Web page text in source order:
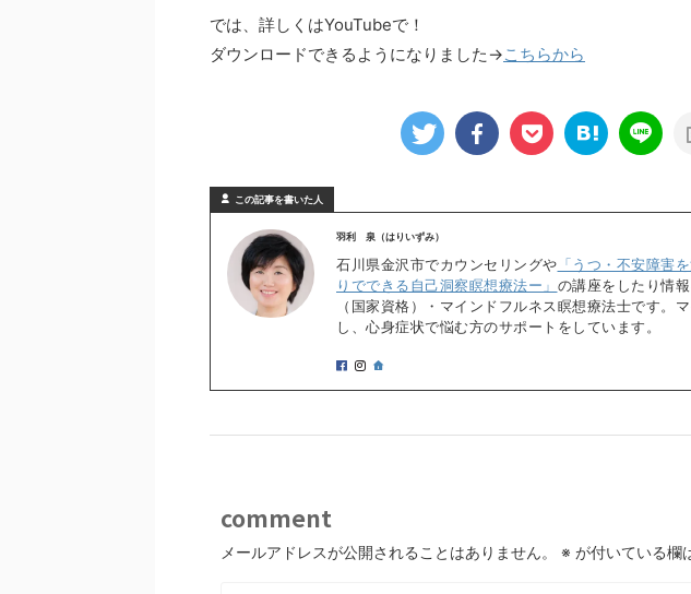
では、詳しくはYouTubeで！
ダウンロードできるようになりました→こちらから
この記事を書いた人
羽利 泉（はりいずみ）
石川県金沢市でカウンセリングや 「うつ・不安障害
りでできる自己洞察瞑想療法ー」 の講座をしたり情
（国家資格）・マインドフルネス瞑想療法士です。
し、心身症状で悩む方のサポートをしています。
comment
メールアドレスが公開されることはありません。 ※ が付いている欄